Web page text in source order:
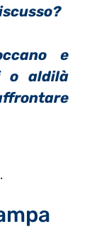
e
o aldilà